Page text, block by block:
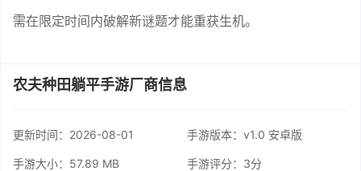
需在限定时间内破解新谜题才能重获生机。
农夫种田躺平手游厂商信息
更新时间： 2026-08-01 手游版本：v1.0 安卓版
手游大小：57.89 MB 手游评分： 3分